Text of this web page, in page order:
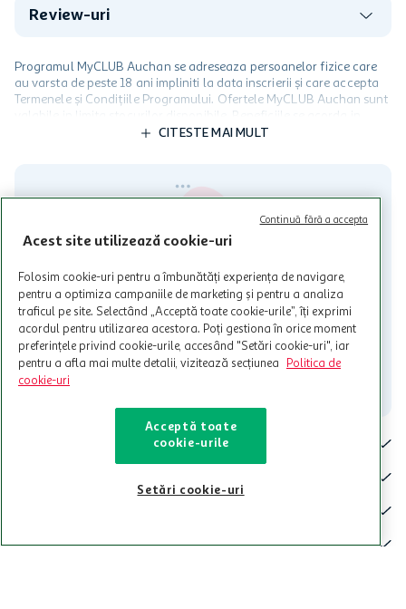
Review-uri
Programul MyCLUB Auchan se adreseaza persoanelor fizice care
au varsta de peste 18 ani impliniti la data inscrierii și care accepta
Termenele și Condițiile Programului. Ofertele MyCLUB Auchan sunt
valabile in limita stocurilor disponibile. Beneficiile se acorda in
limita a 12 unitati / card client o singura data in perioada promotiei.
activitati in afara celor mentionate in Termene si Conditii. Auchan
nu raspunde pentru imposibilitatea utilizarii Cardului in perioada in
care aceste este suspendat sau in perioada in care sunt efectuate
intretineri sau reparatii tehnice la sistemul de utilizarea al Cardului.
CITESTE MAI MULT
Contacteaza-ne!
Iti stam mereu la dispozitie.
021-9141 contact@auchan.ro
Tinem aproape
Acest site utilizează cookie-uri
Folosim cookie-uri pentru a îmbunătăți experiența de navigare,
pentru a optimiza campaniile de marketing și pentru a analiza
traficul pe site. Selectând „Acceptă toate cookie-urile”, îți exprimi
acordul pentru utilizarea acestora. Poți gestiona în orice moment
preferințele privind cookie-urile, accesând "Setări cookie-uri", iar
pentru a afla mai multe detalii, vizitează secțiunea
Politica de
cookie-uri
Acceptă toate
cookie-urile
Setări cookie-uri
Continuă fără a accepta